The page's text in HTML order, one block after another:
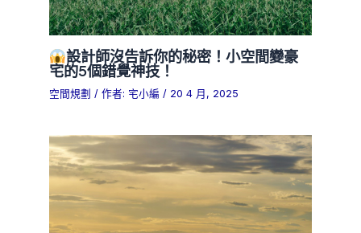
設計師沒告訴你的秘密！小空間變豪
宅的5個錯覺神技！
空間規劃 / 作者: 宅小編/ 20 4 月, 2025